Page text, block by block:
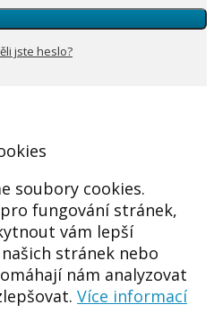
jste heslo?
soubory cookies.
fungování stránek,
vám lepší
stránek nebo
nám analyzovat
Více informací